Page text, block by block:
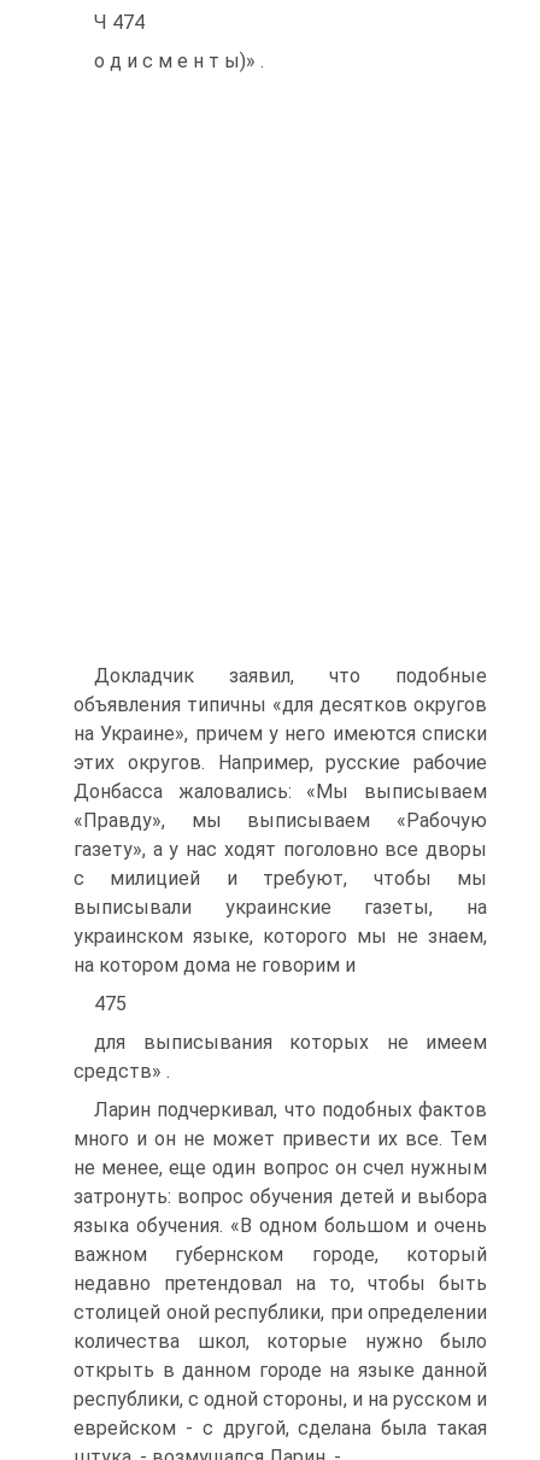
Ч 474
о д и с м е н т ы)» .
Докладчик заявил, что подобные
объявления типичны «для десятков округов
на Украине», причем у него имеются списки
этих округов. Например, русские рабочие
Донбасса жаловались: «Мы выписываем
«Правду», мы выписываем «Рабочую
газету», а у нас ходят поголовно все дворы
с милицией и требуют, чтобы мы
выписывали украинские газеты, на
украинском языке, которого мы не знаем,
на котором дома не говорим и
475
для выписывания которых не имеем
средств» .
Ларин подчеркивал, что подобных фактов
много и он не может привести их все. Тем
не менее, еще один вопрос он счел нужным
затронуть: вопрос обучения детей и выбора
языка обучения. «В одном большом и очень
важном губернском городе, который
недавно претендовал на то, чтобы быть
столицей оной республики, при определении
количества школ, которые нужно было
открыть в данном городе на языке данной
республики, с одной стороны, и на русском и
еврейском - с другой, сделана была такая